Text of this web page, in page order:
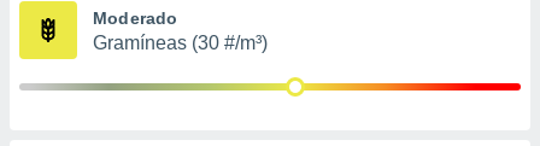
Moderado
Gramíneas (30 #/m³)